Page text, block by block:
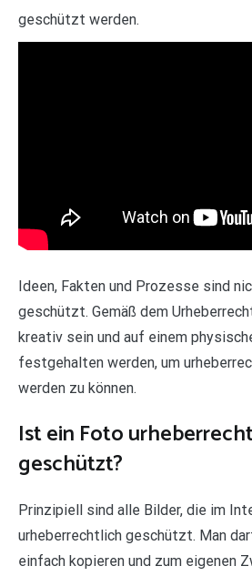
geschützt werden.
Ideen, Fakten und Prozesse sind
geschützt. Gemäß dem
kreativ sein und auf einem
festgehalten werden, um
werden zu können.
Ist ein Foto
geschützt?
Prinzipiell sind alle Bilder, die im
urheberrechtlich geschützt. Man
einfach kopieren und zum eigenen